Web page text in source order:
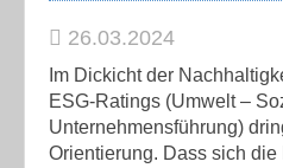
26.03.2024
Im Dickicht der
ESG-Ratings (Umwelt –
Unternehmensführung)
Orientierung. Dass sich